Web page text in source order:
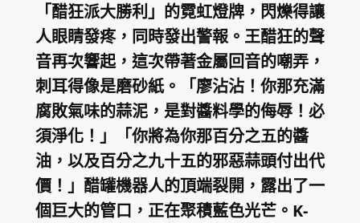
「醋狂派大勝利」的霓虹燈牌，閃爍得讓
人眼睛發疼，同時發出警報。王醋狂的聲
音再次響起，這次帶著金屬回音的嘲弄，
刺耳得像是磨砂紙。「廖沾沾！你那充滿
腐敗氣味的蒜泥，是對醬料學的侮辱！必
須淨化！」「你將為你那百分之五的醬
油，以及百分之九十五的邪惡蒜頭付出代
價！」醋罐機器人的頂端裂開，露出了一
個巨大的管口，正在聚積藍色光芒。K-